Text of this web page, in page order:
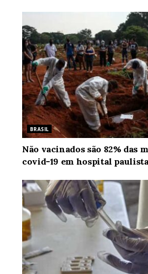
BRASIL
Não vacinados são 82% das
covid-19 em hospital